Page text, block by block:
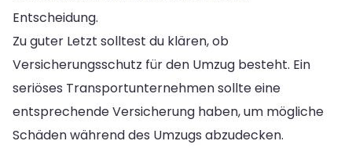
Entscheidung.
Zu guter Letzt solltest du klären, ob
Versicherungsschutz für den Umzug besteht. Ein
seriöses Transportunternehmen sollte eine
entsprechende Versicherung haben, um mögliche
Schäden während des Umzugs abzudecken.